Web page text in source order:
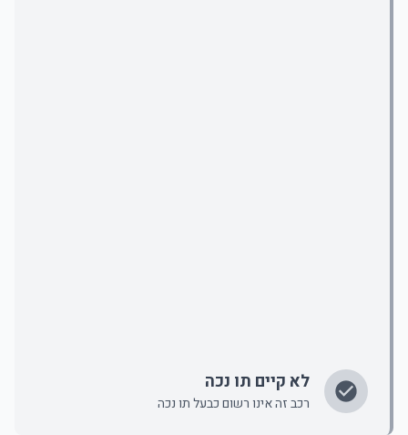
לא קיים תו נכה
רכב זה אינו רשום כבעל תו נכה